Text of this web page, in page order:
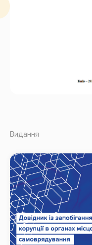
Видання